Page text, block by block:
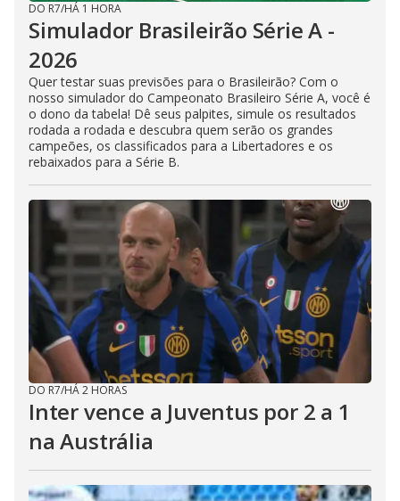
DO R7/HÁ 1 HORA
Simulador Brasileirão Série A -
2026
Quer testar suas previsões para o Brasileirão? Com o
nosso simulador do Campeonato Brasileiro Série A, você é
o dono da tabela! Dê seus palpites, simule os resultados
rodada a rodada e descubra quem serão os grandes
campeões, os classificados para a Libertadores e os
rebaixados para a Série B.
DO R7/HÁ 2 HORAS
Inter vence a Juventus por 2 a 1
na Austrália